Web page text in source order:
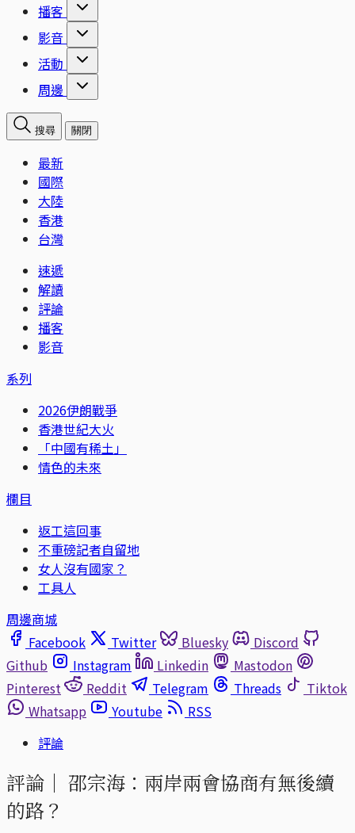
播客
影音
活動
周邊
搜尋 關閉
最新
國際
大陸
香港
台灣
速遞
解讀
評論
播客
影音
系列
2026伊朗戰爭
香港世紀大火
「中國有稀土」
情色的未來
欄目
返工這回事
不重磅記者自留地
女人沒有國家？
工具人
周邊商城
Facebook
Twitter Bluesky
Discord
Github
Instagram Linkedin
Mastodon
Pinterest
Reddit Telegram Threads
Tiktok
Whatsapp
Youtube
RSS
評論
評論｜ 邵宗海：兩岸兩會協商有無後續
的路？